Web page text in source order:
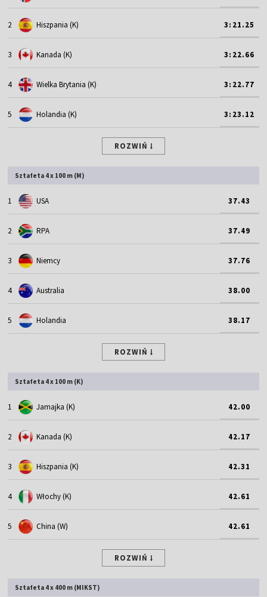
2 Hiszpania (K) 3:21.25
3 Kanada (K) 3:22.66
4 Wielka Brytania (K) 3:22.77
5 Holandia (K) 3:23.12
ROZWIŃ
Sztafeta 4 x 100 m (M)
1 USA 37.43
2 RPA 37.49
3 Niemcy 37.76
4 Australia 38.00
5 Holandia 38.17
ROZWIŃ
Sztafeta 4 x 100 m (K)
1 Jamajka (K) 42.00
2 Kanada (K) 42.17
3 Hiszpania (K) 42.31
4 Włochy (K) 42.61
5 China (W) 42.61
ROZWIŃ
Sztafeta 4 x 400 m (MIKST)